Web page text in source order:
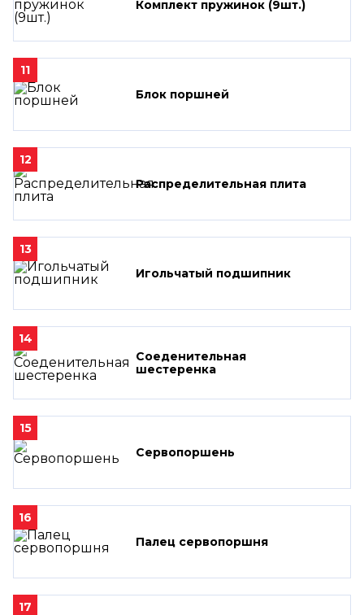
Комплект пружинок (9шт.)
11
Блок поршней
12
Распределительная плита
13
Игольчатый подшипник
14
Соеденительная
шестеренка
15
Сервопоршень
16
Палец сервопоршня
17